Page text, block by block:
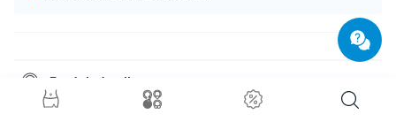
Produktdetaljer
Denne artikkelen har målet 1.6 mm. Du kan velge en lengde fra 10 mm til